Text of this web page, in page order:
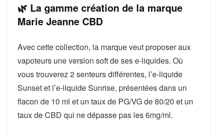
🌿 La gamme création de la marque
Marie Jeanne CBD
Avec cette collection, la marque veut proposer aux
vapoteurs une version soft de ses e-liquides. Où
vous trouverez 2 senteurs différentes, l’e-liquide
Sunset et l’e-liquide Sunrise, présentées dans un
flacon de 10 ml et un taux de PG/VG de 80/20 et un
taux de CBD qui ne dépasse pas les 6mg/ml.